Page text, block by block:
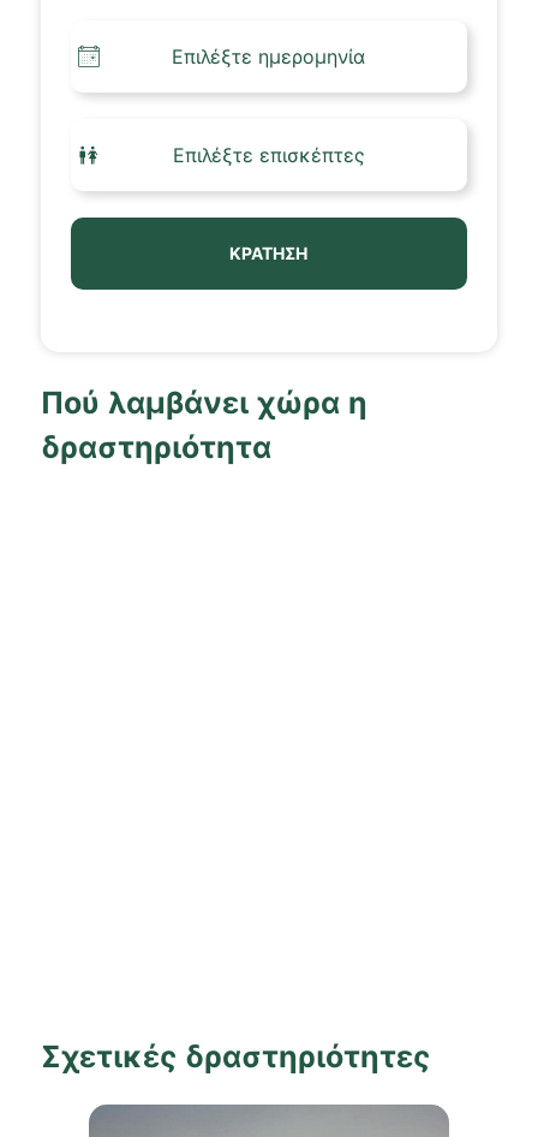
ΚΡΆΤΗΣΗ
Πού λαμβάνει χώρα η
δραστηριότητα
Σχετικές δραστηριότητες